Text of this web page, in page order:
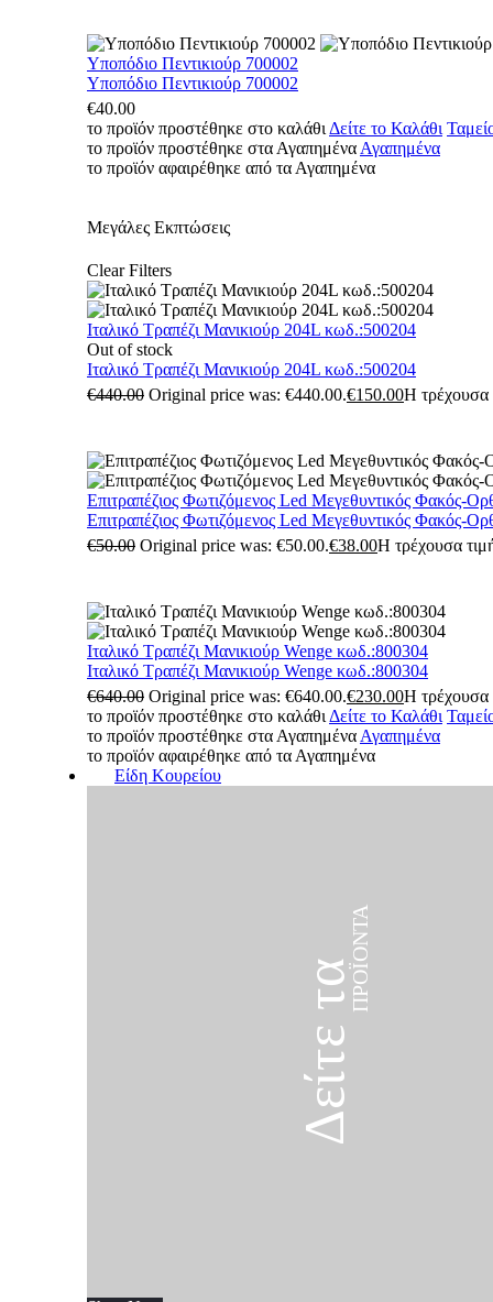
Υποπόδιο Πεντικιούρ 700002
Υποπόδιο Πεντικιούρ 700002
€40.00
το προϊόν προστέθηκε στο καλάθι Δείτε το Καλάθι
το προϊόν προστέθηκε στα Αγαπημένα Αγαπημένα
το προϊόν αφαιρέθηκε από τα Αγαπημένα
Μεγάλες Εκπτώσεις
Clear Filters
Ιταλικό Τραπέζι Μανικιούρ 204L κωδ.:500204
Out of stock
Ιταλικό Τραπέζι Μανικιούρ 204L κωδ.:500204
€440.00 Original price was: €440.00.€150.00Η τρέχουσα
Επιτραπέζιος Φωτιζόμενος Led Μεγεθυντικός Φακός-
Επιτραπέζιος Φωτιζόμενος Led Μεγεθυντικός Φακός-
€50.00 Original price was: €50.00.€38.00Η τρέχουσα
Ιταλικό Τραπέζι Μανικιούρ Wenge κωδ.:800304
Ιταλικό Τραπέζι Μανικιούρ Wenge κωδ.:800304
€640.00 Original price was: €640.00.€230.00Η τρέχουσα
το προϊόν προστέθηκε στο καλάθι Δείτε το Καλάθι
το προϊόν προστέθηκε στα Αγαπημένα Αγαπημένα
το προϊόν αφαιρέθηκε από τα Αγαπημένα
Είδη Κουρείου
Δείτε ταΠΡΟΪΌΝΤΑ